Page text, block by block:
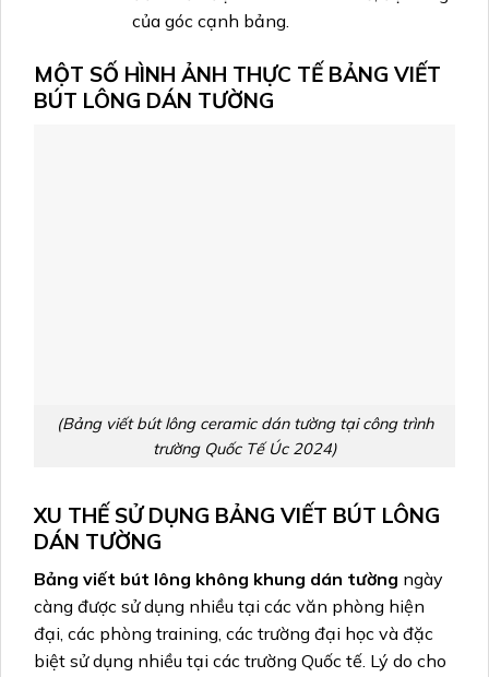
của góc cạnh bảng.
MỘT SỐ HÌNH ẢNH THỰC TẾ BẢNG VIẾT
BÚT LÔNG DÁN TƯỜNG
(Bảng viết bút lông ceramic dán tường tại công trình
trường Quốc Tế Úc 2024)
XU THẾ SỬ DỤNG BẢNG VIẾT BÚT LÔNG
DÁN TƯỜNG
Bảng viết bút lông không khung dán tường ngày
càng được sử dụng nhiều tại các văn phòng hiện
đại, các phòng training, các trường đại học và đặc
biệt sử dụng nhiều tại các trường Quốc tế. Lý do cho